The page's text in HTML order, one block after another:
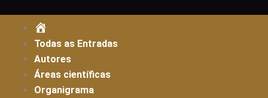
Todas as Entradas
Autores
Áreas científicas
Organigrama